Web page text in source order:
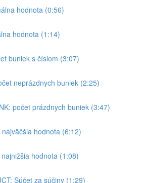
hodnota (0:56)
hodnota (1:14)
buniek s číslom (3:07)
neprázdnych buniek (2:25)
počet prázdnych buniek (3:47)
najväčšia hodnota (6:12)
hodnota (1:08)
Súčet za súčiny (1:29)